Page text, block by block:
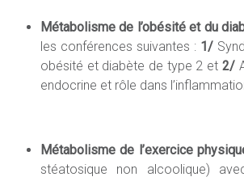
Métabolisme de l’obésité et du
les conférences suivantes : 1/
obésité et diabète de type 2 et 2/
endocrine et rôle dans
Métabolisme de l’exercice
stéatosique non alcoolique)